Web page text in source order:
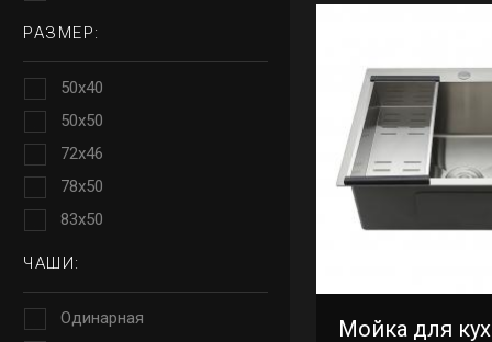
РАЗМЕР:
50x40
50x50
72x46
78x50
83x50
ЧАШИ:
Одинарная
Мойка для